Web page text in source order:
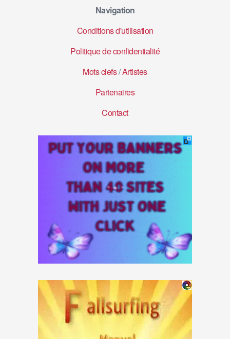
Navigation
Conditions d'utilisation
Politique de confidentialité
Mots clefs/Artistes
Partenaires
Contact